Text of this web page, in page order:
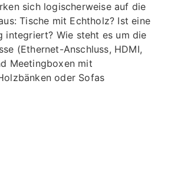
sich logischerweise auf die
Tische mit Echtholz? Ist eine
integriert? Wie steht es um die
(Ethernet-Anschluss, HDMI,
Meetingboxen mit
oder Sofas